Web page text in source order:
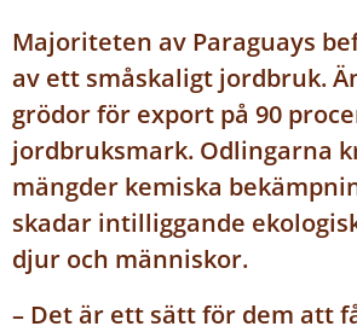
Majoriteten av Paraguays
av ett småskaligt jordbruk.
grödor för export på 90
jordbruksmark. Odlingarna
mängder kemiska
skadar intilliggande
djur och människor.
– Det är ett sätt för dem att